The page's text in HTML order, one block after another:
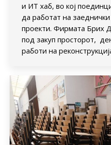
и ИТ хаб, во кој
да работат на
проекти. Фирмата Брих
под закуп просторот,
работи на